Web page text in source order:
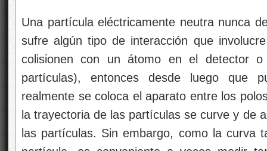
Una partícula eléctricamente neutra nunca
sufre algún tipo de interacción que
colisionen con un átomo en el detector
partículas), entonces desde luego que
realmente se coloca el aparato entre los
la trayectoria de las partículas se curve y de
las partículas. Sin embargo, como la curva